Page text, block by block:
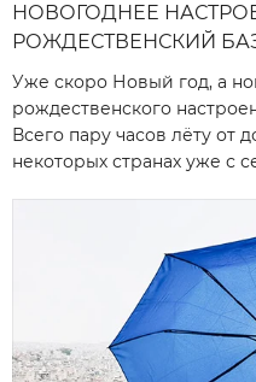
НОВОГОДНЕЕ
РОЖДЕСТВЕНСКИЙ
Уже скоро Новый год, а
рождественского
Всего пару часов лёту от
некоторых странах уже с